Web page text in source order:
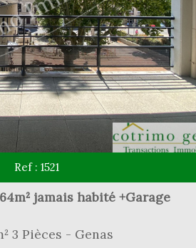
25KM
Terrasse
Ref : 1521
jamais habité +Garage
3 Pièces - Genas